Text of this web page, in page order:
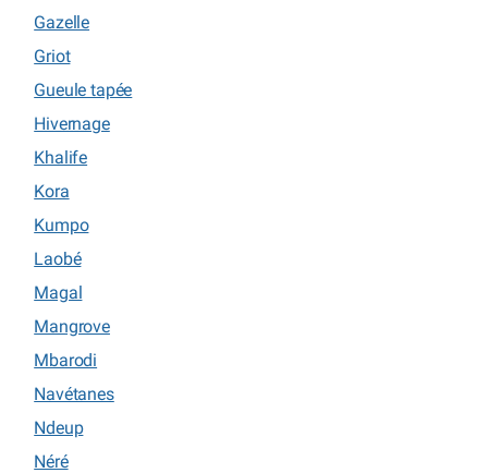
Gazelle
Griot
Gueule tapée
Hivernage
Khalife
Kora
Kumpo
Laobé
Magal
Mangrove
Mbarodi
Navétanes
Ndeup
Néré